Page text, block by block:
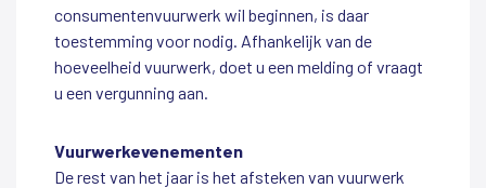
consumentenvuurwerk wil beginnen, is daar
toestemming voor nodig. Afhankelijk van de
hoeveelheid vuurwerk, doet u een melding of vraagt
u een vergunning aan.
Vuurwerkevenementen
De rest van het jaar is het afsteken van vuurwerk